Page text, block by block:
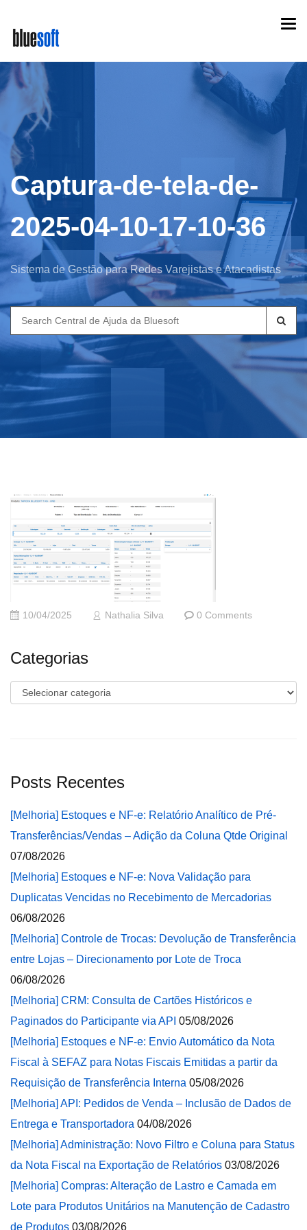
main
content
Captura-de-tela-de-
2025-04-10-17-10-36
Sistema de Gestão para Redes Varejistas e Atacadistas
Search
for:
10/04/2025 Nathalia Silva 0 Comments
Categorias
Categorias
Posts Recentes
[Melhoria] Estoques e NF-e: Relatório Analítico de Pré-
Transferências/Vendas – Adição da Coluna Qtde Original
07/08/2026
[Melhoria] Estoques e NF-e: Nova Validação para
Duplicatas Vencidas no Recebimento de Mercadorias
06/08/2026
[Melhoria] Controle de Trocas: Devolução de Transferência
entre Lojas – Direcionamento por Lote de Troca
06/08/2026
[Melhoria] CRM: Consulta de Cartões Históricos e
Paginados do Participante via API 05/08/2026
[Melhoria] Estoques e NF-e: Envio Automático da Nota
Fiscal à SEFAZ para Notas Fiscais Emitidas a partir da
Requisição de Transferência Interna 05/08/2026
[Melhoria] API: Pedidos de Venda – Inclusão de Dados de
Entrega e Transportadora 04/08/2026
[Melhoria] Administração: Novo Filtro e Coluna para Status
da Nota Fiscal na Exportação de Relatórios 03/08/2026
[Melhoria] Compras: Alteração de Lastro e Camada em
Lote para Produtos Unitários na Manutenção de Cadastro
de Produtos 03/08/2026